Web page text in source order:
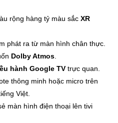
rộng hàng tỷ màu sắc XR
phát ra từ màn hình chân thực.
Dolby Atmos
hành Google TV trực quan.
thông minh hoặc micro trên
Việt.
màn hình điện thoại lên tivi